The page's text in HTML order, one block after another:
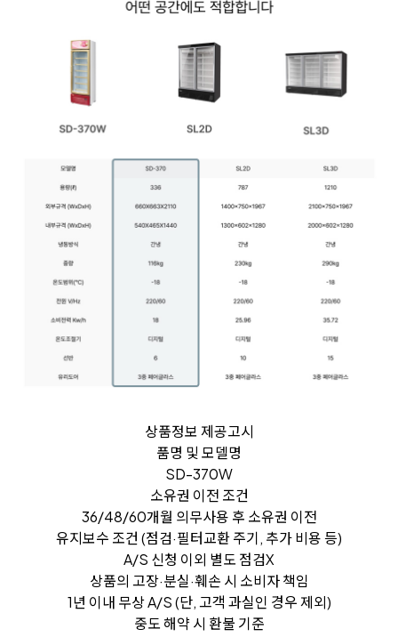
상품정보 제공고시
품명 및 모델명
SD-370W
소유권 이전 조건
36/48/60개월 의무사용 후 소유권 이전
유지보수 조건 (점검·필터교환 주기, 추가 비용 등)
A/S 신청 이외 별도 점검X
상품의 고장·분실·훼손 시 소비자 책임
1년 이내 무상 A/S (단, 고객 과실인 경우 제외)
중도 해약 시 환불 기준